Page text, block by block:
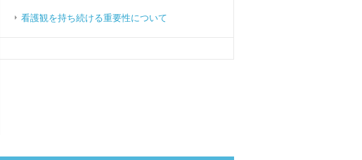
看護観を持ち続ける重要性について